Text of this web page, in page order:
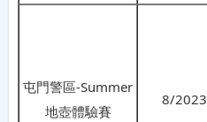
屯門警區-Summer
地壺體驗賽
8/2023